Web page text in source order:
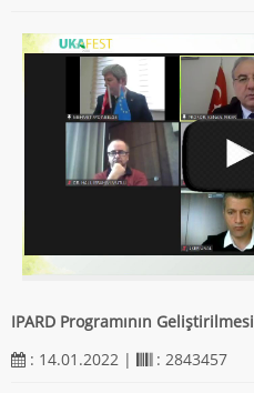
IPARD Programının Geliştirilmesi
: 14.01.2022 |
: 2843457